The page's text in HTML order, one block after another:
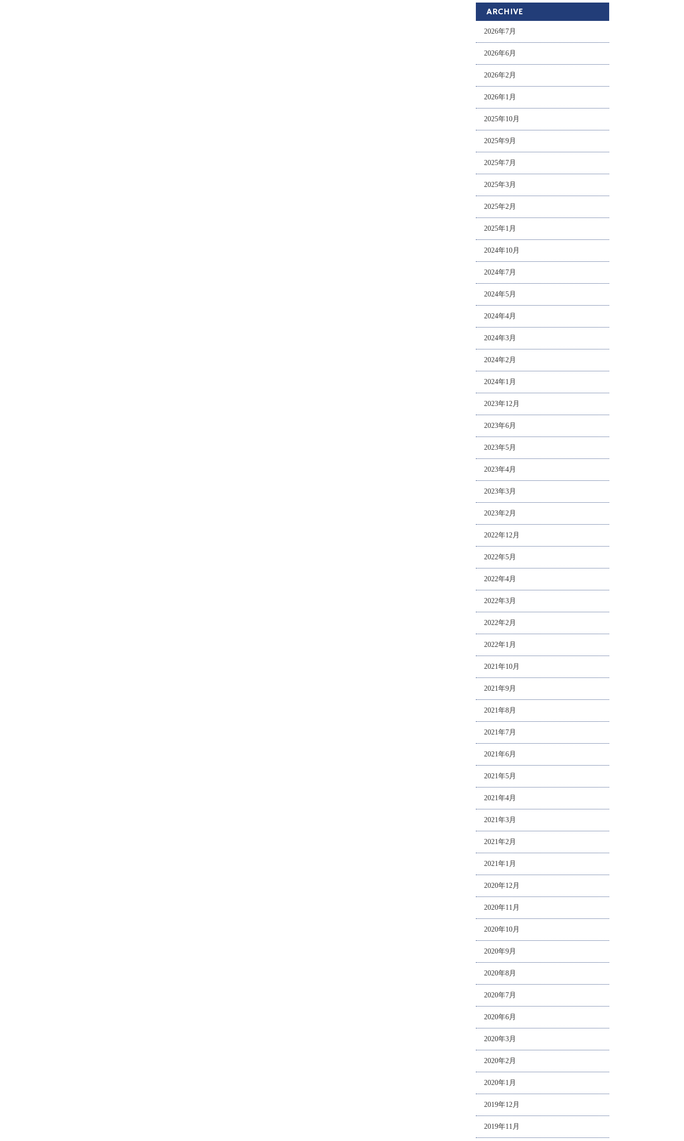
ARCHIVE
2026年7月
2026年6月
2026年2月
2026年1月
2025年10月
2025年9月
2025年7月
2025年3月
2025年2月
2025年1月
2024年10月
2024年7月
2024年5月
2024年4月
2024年3月
2024年2月
2024年1月
2023年12月
2023年6月
2023年5月
2023年4月
2023年3月
2023年2月
2022年12月
2022年5月
2022年4月
2022年3月
2022年2月
2022年1月
2021年10月
2021年9月
2021年8月
2021年7月
2021年6月
2021年5月
2021年4月
2021年3月
2021年2月
2021年1月
2020年12月
2020年11月
2020年10月
2020年9月
2020年8月
2020年7月
2020年6月
2020年3月
2020年2月
2020年1月
2019年12月
2019年11月